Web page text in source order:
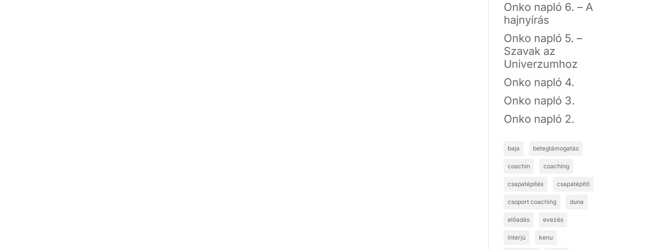
Onko napló 6. – A
hajnyírás
Onko napló 5. –
Szavak az
Univerzumhoz
Onko napló 4.
Onko napló 3.
Onko napló 2.
baja betegtámogatás
coachin coaching
csapatépítés csapatépítő
csoport coaching duna
előadás evezés
interjú kenu